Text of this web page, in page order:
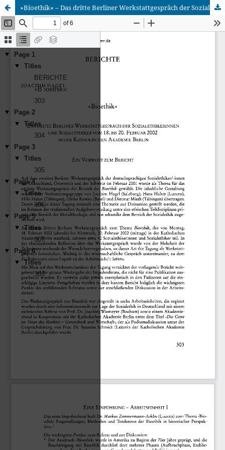
»Bioethik« – Das dritte Berliner Werkstattgespräch der Sozialethikerinnen und Sozialethiker vom 18. bis 20. Februar 2002 in der Katholischen Akademie Berlin